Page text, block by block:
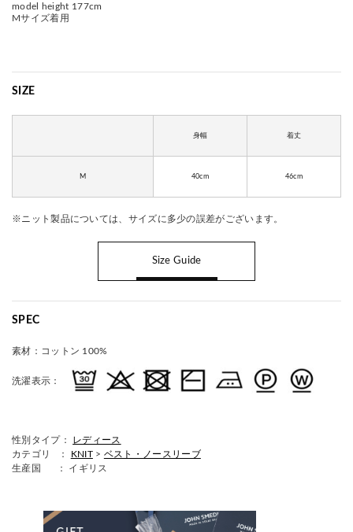
model height 177cm
Mサイズ着用
SIZE
身幅 着丈
M 40cm 46cm
※ニット製品については、サイズに多少の誤差がございます。
Size Guide
SPEC
素材： コットン 100%
洗濯表示：
性別タイプ： レディース
カテゴリ ：
KNIT > ベスト・ノースリーブ
生産国
： イギリス